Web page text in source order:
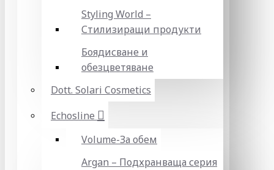
Styling World –
Стилизиращи продукти
Боядисване и
обезцветяване
Dott. Solari Cosmetics
Echosline
Volume-За обем
Argan – Подхранваща серия